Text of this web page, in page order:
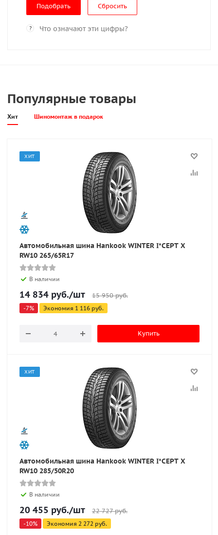
Сбросить
? Что означают эти цифры?
Популярные товары
Хит Шиномонтаж в подарок
ХИТ
Автомобильная шина Hankook WINTER I*CEPT X
RW10 265/65R17
В наличии
14 834 руб./шт 15 950руб.
-7% Экономия 1 116 руб.
Купить
ХИТ
Автомобильная шина Hankook WINTER I*CEPT X
RW10 285/50R20
В наличии
20 455 руб./шт 22 727руб.
-10% Экономия 2 272 руб.